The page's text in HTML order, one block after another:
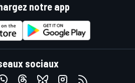
notre app
sociaux